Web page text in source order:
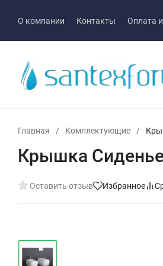
О компании Контакты Оплата
Главная / Комплектующие /
Крышка Сиденье
Оставить отзыв Избранное